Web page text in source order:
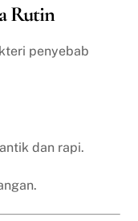
Rutin
penyebab
dan rapi.